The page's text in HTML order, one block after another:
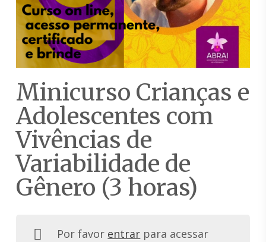
Minicurso Crianças e
Adolescentes com
Vivências de
Variabilidade de
Gênero (3 horas)
Por favor entrar para acessar